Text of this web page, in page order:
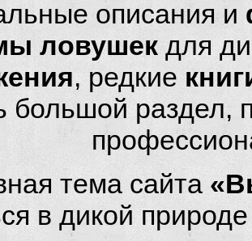
описания и
ловушек для
, редкие
большой
тема сайта
в дикой